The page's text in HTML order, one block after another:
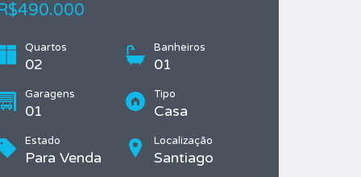
Quartos
02
Banheiros
01
Garagens
01
Tipo
Casa
Estado
Para Venda
Localização
Santiago